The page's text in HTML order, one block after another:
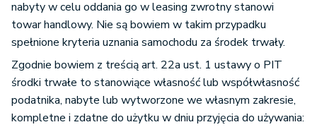
nabyty w celu oddania go w leasing zwrotny stanowi
towar handlowy. Nie są bowiem w takim przypadku
spełnione kryteria uznania samochodu za środek trwały.
Zgodnie bowiem z treścią art. 22a ust. 1 ustawy o PIT
środki trwałe to stanowiące własność lub współwłasność
podatnika, nabyte lub wytworzone we własnym zakresie,
kompletne i zdatne do użytku w dniu przyjęcia do używania: